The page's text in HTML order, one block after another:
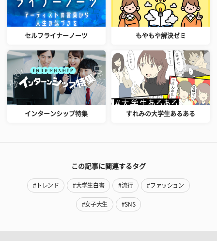
セルフライナーノーツ もやもや解決ゼミ
インターンシップ特集 すれみの大学生あるある
この記事に関連するタグ
#トレンド #大学生白書 #流行 #ファッション
#女子大生 #SNS